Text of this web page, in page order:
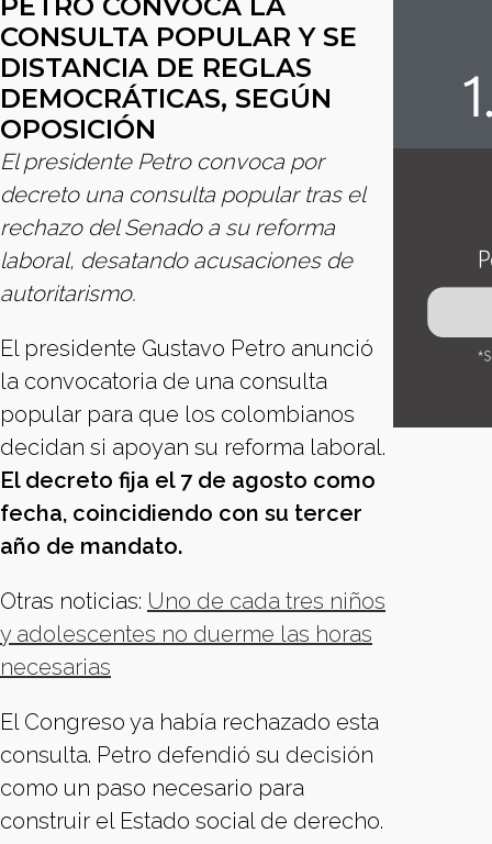
CONSULTA POPULAR Y SE
DISTANCIA DE REGLAS
DEMOCRÁTICAS, SEGÚN
OPOSICIÓN
El presidente Petro convoca por
decreto una consulta popular tras el
rechazo del Senado a su reforma
laboral, desatando acusaciones de
autoritarismo.
El presidente Gustavo Petro anunció
la convocatoria de una consulta
popular para que los colombianos
decidan si apoyan su reforma laboral.
El decreto fija el 7 de agosto como
fecha, coincidiendo con su tercer
año de mandato.
Otras noticias: Uno de cada tres niños
y adolescentes no duerme las horas
necesarias
El Congreso ya había rechazado esta
consulta. Petro defendió su decisión
como un paso necesario para
construir el Estado social de derecho.